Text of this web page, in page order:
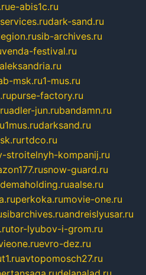
e-abis1c.ru
dark-sand.ru
sib-archives.ru
venda-festival.ru
msk.ru1-mus.ru
purse-factory.ru
adler-jun.rubandamn.ru
1mus.rudarksand.ru
rtdco.ru
stroitelnyh-kompanij.ru
snow-guard.ru
demaholding.ruaalse.ru
perkoka.rumovie-one.ru
sibarchives.ruandreislyusar.ru
tor-lyubov-i-grom.ru
evro-dez.ru
avtopomosch27.ru